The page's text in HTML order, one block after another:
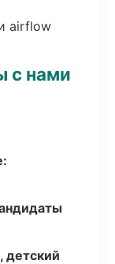
airflow
с нами
детский